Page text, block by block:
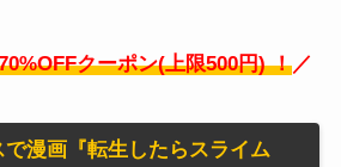
クーポン(上限500円)！／
で漫画『転生したらスライム